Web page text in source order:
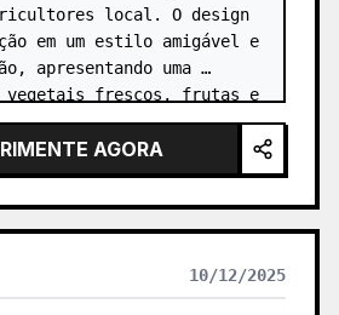
moderna; as cores são
original, principalmente
tinta, verde-acinzentado,
cores quentes de baixa
adequado, é adicionada
quente. O título geralmente
pequeno, poético e como uma
sem se sobrepor.
criar cartazes de arte
de relíquias fotográficas,
abstrata, capas de fotos com
e séries visuais para
local. O design
em um estilo amigável e
apresentando uma
vegetais frescos, frutas e
caixa de madeira. …
AGORA
10/12/2025